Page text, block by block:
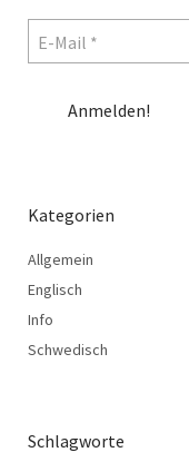
Kategorien
Allgemein
Englisch
Info
Schwedisch
Schlagworte